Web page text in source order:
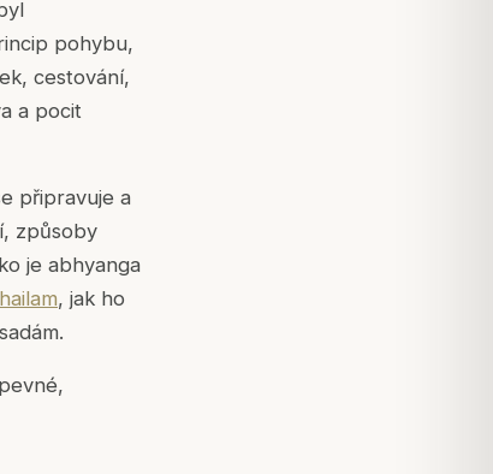
pohybu,
cestování,
a pocit
připravuje a
způsoby
je abhyanga
, jak ho